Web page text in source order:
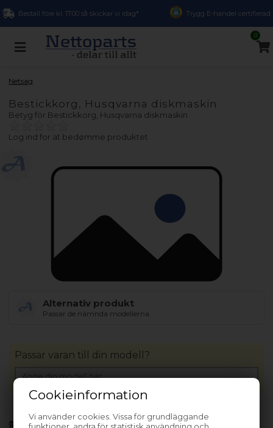
Cookieinformation
Vi använder cookies. Vissa för grundläggande
funktioner, andra för statistisk användning och
Beställ före kl. 17.00 så skickar vi idag* Trygg E-handel certifierad
0
Netsag
Bestickkorg, Husqvarna diskmaskin
Betyg för Bestickkorg, Husqvarna diskmaskin
Log ind for at bedømme produktet
Alternativ produkt
Passar de nämnda modellerna.
Förhandsbeställa
Passar varan till din modell?